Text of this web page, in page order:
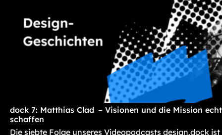
dock 7: Matthias Clad – Visionen und die Mission
schaffen
Die siebte Folge unseres Videopodcasts design.dock